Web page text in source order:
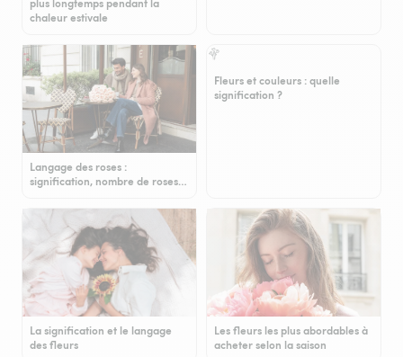
plus longtemps pendant la
chaleur estivale
Langage des roses :
signification, nombre de roses…
Fleurs et couleurs : quelle
signification ?
La signification et le langage
des fleurs
Les fleurs les plus abordables à
acheter selon la saison